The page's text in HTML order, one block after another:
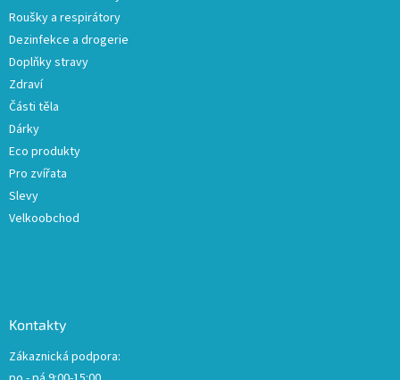
Roušky a respirátory
Dezinfekce a drogerie
Doplňky stravy
Zdraví
Části těla
Dárky
Eco produkty
Pro zvířata
Slevy
Velkoobchod
Kontakty
Zákaznická podpora: